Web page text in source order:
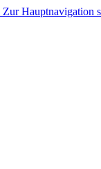
Zur Hauptnavigation